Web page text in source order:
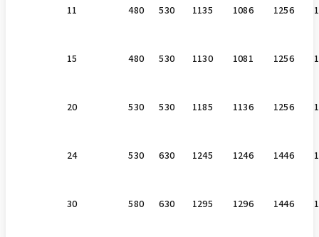
11 480 530 1135 1086 1256
15 480 530 1130 1081 1256
20 530 530 1185 1136 1256
24 530 630 1245 1246 1446
30 580 630 1295 1296 1446